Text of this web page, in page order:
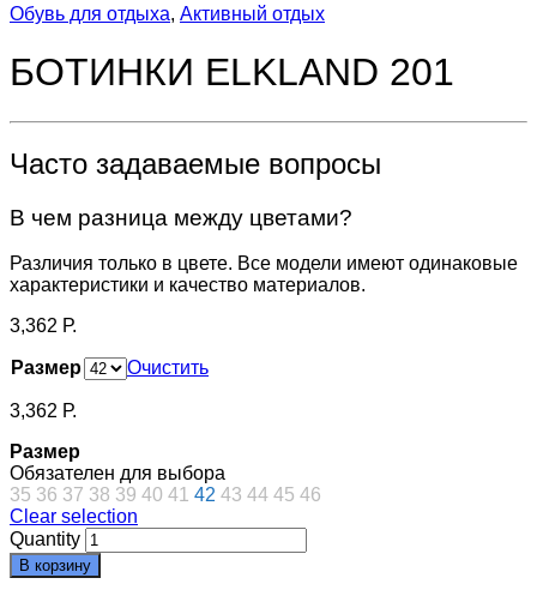
Обувь для отдыха, Активный отдых
БОТИНКИ ELKLAND 201
Часто задаваемые вопросы
В чем разница между цветами?
Различия только в цвете. Все модели имеют одинаковые
характеристики и качество материалов.
3,362 Р.
Размер Очистить
3,362 Р.
Размер
Обязателен для выбора
35 36 37 38 39 40 41 42 43 44 45 46
Clear selection
Quantity
В корзину